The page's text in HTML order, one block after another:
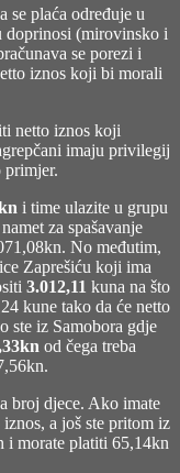
netto
primitke
se plaća određuje u
doprinosi (mirovinsko i
se porezi i
iznos koji bi morali
netto iznos koji
imaju privilegij
primjer.
i time ulazite u grupu
namet za spašavanje
No međutim,
Zaprešiću koji ima
3.012,11 kuna na što
kune tako da će netto
ste iz Samobora gdje
od čega treba
broj djece. Ako imate
a još ste pritom iz
i morate platiti 65,14kn